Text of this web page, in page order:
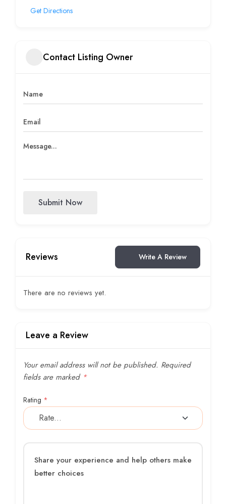
Get Directions
Contact Listing Owner
Submit Now
Reviews Write A Review
There are no reviews yet.
Leave a Review
Your email address will not be published. Required
fields are marked *
Rating *